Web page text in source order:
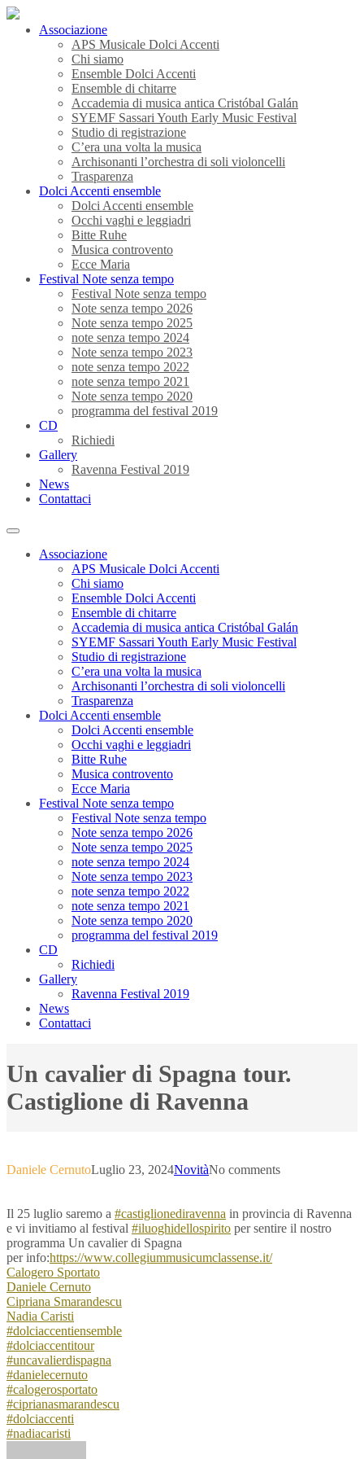
Associazione
APS Musicale Dolci Accenti
Chi siamo
Ensemble Dolci Accenti
Ensemble di chitarre
Accademia di musica antica Cristóbal Galán
SYEMF Sassari Youth Early Music Festival
Studio di registrazione
C’era una volta la musica
Archisonanti l’orchestra di soli violoncelli
Trasparenza
Dolci Accenti ensemble
Dolci Accenti ensemble
Occhi vaghi e leggiadri
Bitte Ruhe
Musica controvento
Ecce Maria
Festival Note senza tempo
Festival Note senza tempo
Note senza tempo 2026
Note senza tempo 2025
note senza tempo 2024
Note senza tempo 2023
note senza tempo 2022
note senza tempo 2021
Note senza tempo 2020
programma del festival 2019
CD
Richiedi
Gallery
Ravenna Festival 2019
News
Contattaci
Associazione
APS Musicale Dolci Accenti
Chi siamo
Ensemble Dolci Accenti
Ensemble di chitarre
Accademia di musica antica Cristóbal Galán
SYEMF Sassari Youth Early Music Festival
Studio di registrazione
C’era una volta la musica
Archisonanti l’orchestra di soli violoncelli
Trasparenza
Dolci Accenti ensemble
Dolci Accenti ensemble
Occhi vaghi e leggiadri
Bitte Ruhe
Musica controvento
Ecce Maria
Festival Note senza tempo
Festival Note senza tempo
Note senza tempo 2026
Note senza tempo 2025
note senza tempo 2024
Note senza tempo 2023
note senza tempo 2022
note senza tempo 2021
Note senza tempo 2020
programma del festival 2019
CD
Richiedi
Gallery
Ravenna Festival 2019
News
Contattaci
Un cavalier di Spagna tour.
Castiglione di Ravenna
Daniele CernutoLuglio 23, 2024NovitàNo comments
Il 25 luglio saremo a #castiglionediravenna in provincia di Ravenna
e vi invitiamo al festival #iluoghidellospirito per sentire il nostro
programma Un cavalier di Spagna
per info:https://www.collegiummusicumclassense.it/
Calogero Sportato
Daniele Cernuto
Cipriana Smarandescu
Nadia Caristi
#dolciaccentiensemble
#dolciaccentitour
#uncavalierdispagna
#danielecernuto
#calogerosportato
#ciprianasmarandescu
#dolciaccenti
#nadiacaristi